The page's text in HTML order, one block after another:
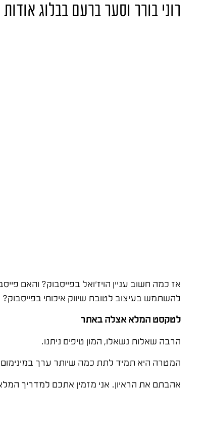
רוני בורר וסער ברעם בבלוג אודות
אז כמה חשוב עניין הויז'ואל בפייסבוק? והאם
להשתמש בעיצוב לטובת שיווק איכותי בפייסבוק?
לטקסט המלא אצלה באתר
הרבה שאלות נשאלו, המון טיפים ניתנו.
המטרה היא תמיד לתת כמה שיותר ערך במינימום
אהבתם את הראיון. אני מזמין אתכם למדריך